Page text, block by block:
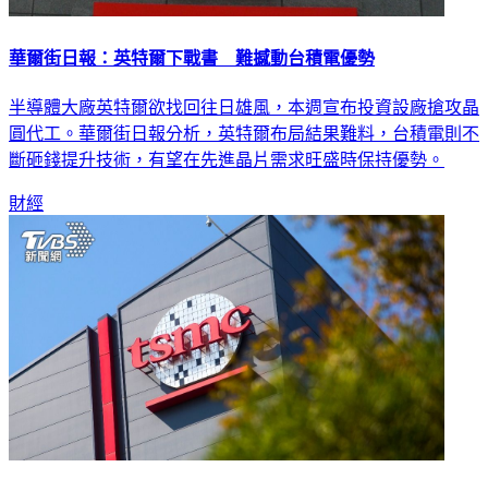
華爾街日報：英特爾下戰書 難撼動台積電優勢
半導體大廠英特爾欲找回往日雄風，本週宣布投資設廠搶攻晶
圓代工。華爾街日報分析，英特爾布局結果難料，台積電則不
斷砸錢提升技術，有望在先進晶片需求旺盛時保持優勢。
財經